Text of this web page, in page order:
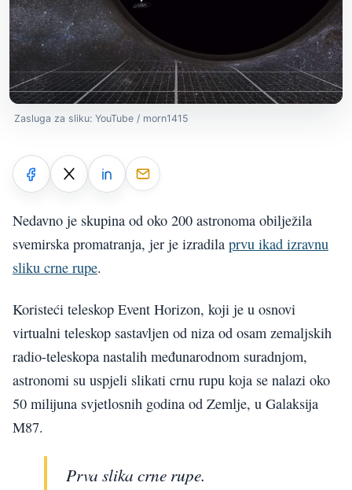
Zasluga za sliku: YouTube / morn1415
Nedavno je skupina od oko 200 astronoma obilježila
svemirska promatranja, jer je izradila prvu ikad izravnu
sliku crne rupe.
Koristeći teleskop Event Horizon, koji je u osnovi
virtualni teleskop sastavljen od niza od osam zemaljskih
radio-teleskopa nastalih međunarodnom suradnjom,
astronomi su uspjeli slikati crnu rupu koja se nalazi oko
50 milijuna svjetlosnih godina od Zemlje, u Galaksija
M87.
Prva slika crne rupe.